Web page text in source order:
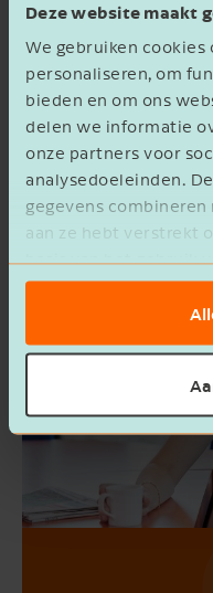
Deze website maakt
We gebruiken
personaliseren, om
bieden en om ons
delen we informatie
onze partners voor
analysedoeleinden.
gegevens
aan ze hebt verstrekt
basis van het gebruik
financiële
te leggen.